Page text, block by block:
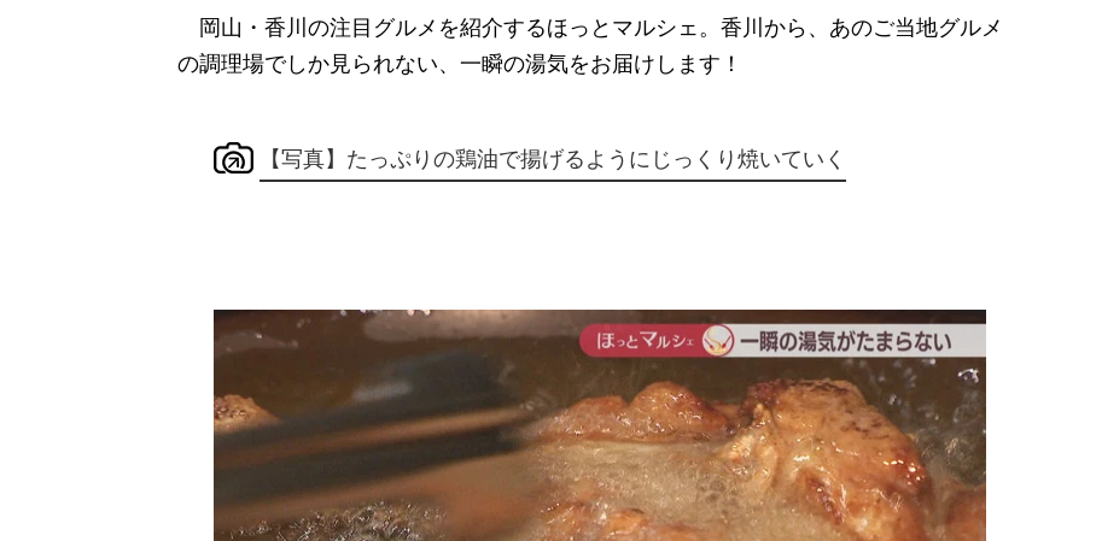
岡山・香川の注目グルメを紹介するほっとマルシェ。香川から、あのご当地グルメ
の調理場でしか見られない、一瞬の湯気をお届けします！
【写真】たっぷりの鶏油で揚げるようにじっくり焼いていく